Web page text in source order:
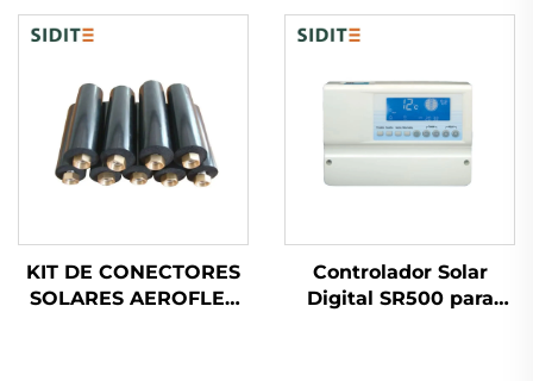
Compresor Inversor
Mitsubishi Amigable
R32/R410a Operación
Silenciosa
Presión Poliuretano
No Presurizado
KIT DE CONECTORES
SOLARES AEROFLEX
Controlador Solar
Digital SR500 para